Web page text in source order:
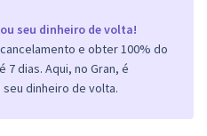
seu dinheiro de volta!
e obter 100% do
dias. Aqui, no Gran, é
dinheiro de volta.